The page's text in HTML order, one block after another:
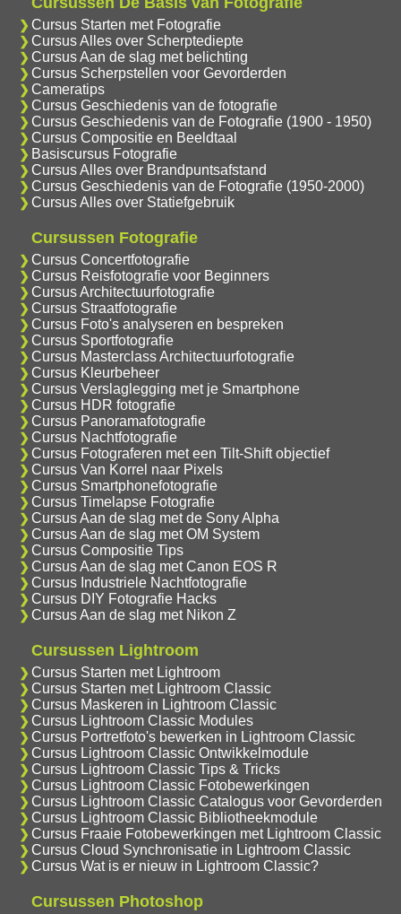
Cursus Starten met Fotografie
Cursus Alles over Scherptediepte
Cursus Aan de slag met belichting
Cursus Scherpstellen voor Gevorderden
Cameratips
Cursus Geschiedenis van de fotografie
Cursus Geschiedenis van de Fotografie (1900 - 1950)
Cursus Compositie en Beeldtaal
Basiscursus Fotografie
Cursus Alles over Brandpuntsafstand
Cursus Geschiedenis van de Fotografie (1950-2000)
Cursus Alles over Statiefgebruik
Cursussen Fotografie
Cursus Concertfotografie
Cursus Reisfotografie voor Beginners
Cursus Architectuurfotografie
Cursus Straatfotografie
Cursus Foto's analyseren en bespreken
Cursus Sportfotografie
Cursus Masterclass Architectuurfotografie
Cursus Kleurbeheer
Cursus Verslaglegging met je Smartphone
Cursus HDR fotografie
Cursus Panoramafotografie
Cursus Nachtfotografie
Cursus Fotograferen met een Tilt-Shift objectief
Cursus Van Korrel naar Pixels
Cursus Smartphonefotografie
Cursus Timelapse Fotografie
Cursus Aan de slag met de Sony Alpha
Cursus Aan de slag met OM System
Cursus Compositie Tips
Cursus Aan de slag met Canon EOS R
Cursus Industriele Nachtfotografie
Cursus DIY Fotografie Hacks
Cursus Aan de slag met Nikon Z
Cursussen Lightroom
Cursus Starten met Lightroom
Cursus Starten met Lightroom Classic
Cursus Maskeren in Lightroom Classic
Cursus Lightroom Classic Modules
Cursus Portretfoto's bewerken in Lightroom Classic
Cursus Lightroom Classic Ontwikkelmodule
Cursus Lightroom Classic Tips & Tricks
Cursus Lightroom Classic Fotobewerkingen
Cursus Lightroom Classic Catalogus voor Gevorderden
Cursus Lightroom Classic Bibliotheekmodule
Cursus Fraaie Fotobewerkingen met Lightroom Classic
Cursus Cloud Synchronisatie in Lightroom Classic
Cursus Wat is er nieuw in Lightroom Classic?
Cursussen Photoshop